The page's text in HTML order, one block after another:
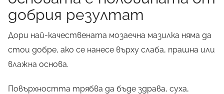
добрия резултат
Дори най-качествената мозаечна мазилка няма да
стои добре, ако се нанесе върху слаба, прашна или
влажна основа.
Повърхността трябва да бъде здрава, суха,